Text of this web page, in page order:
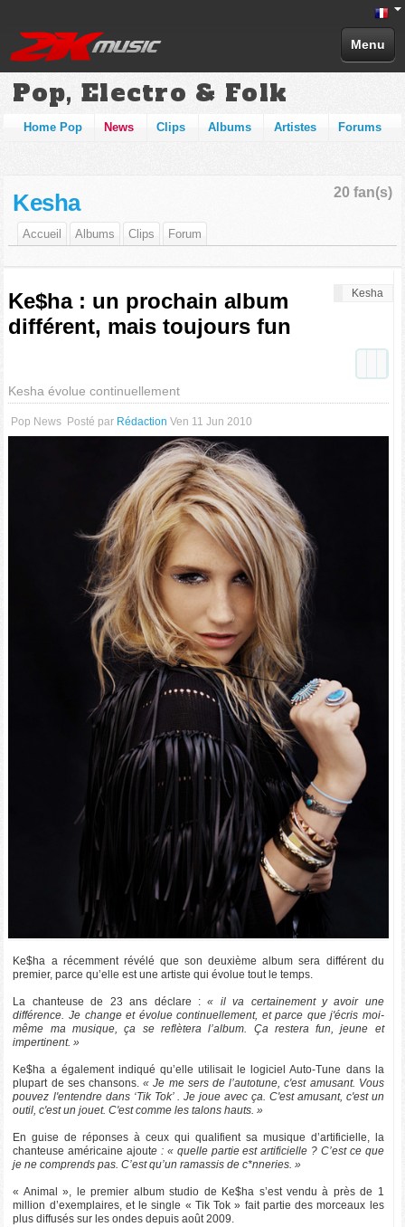
Menu
Pop, Electro & Folk
Home Pop News Clips Albums Artistes Forums
20 fan(s)
Kesha
Accueil Albums Clips Forum
Kesha
Ke$ha : un prochain album
différent, mais toujours fun
Kesha évolue continuellement
Pop News Posté par Rédaction Ven 11 Jun 2010
Ke$ha a récemment révélé que son deuxième album sera différent du
premier, parce qu’elle est une artiste qui évolue tout le temps.
La chanteuse de 23 ans déclare :« il va certainement y avoir une
différence. Je change et évolue continuellement, et parce que j'écris moi-
même ma musique, ça se reflètera l’album. Ça restera fun, jeune et
impertinent. »
Ke$ha a également indiqué qu’elle utilisait le logiciel Auto-Tune dans la
plupart de ses chansons. « Je me sers de l’autotune, c'est amusant. Vous
pouvez l'entendre dans ‘Tik Tok’ . Je joue avec ça. C'est amusant, c'est un
outil, c'est un jouet. C'est comme les talons hauts. »
En guise de réponses à ceux qui qualifient sa musique d’artificielle, la
chanteuse américaine ajoute : « quelle partie est artificielle ? C’est ce que
je ne comprends pas. C’est qu’un ramassis de c*nneries. »
« Animal », le premier album studio de Ke$ha s’est vendu à près de 1
million d’exemplaires, et le single « Tik Tok » fait partie des morceaux les
plus diffusés sur les ondes depuis août 2009.